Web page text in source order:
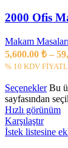
2000 Ofis
Makam Masaları
5,600.00 ₺ –
% 10 KDV
Seçenekler Bu
sayfasından
Hızlı görünüm
Karşılaştır
İstek listesine